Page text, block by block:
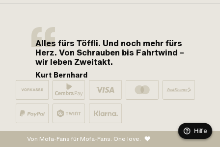
Alles fürs Töffli. Und noch mehr fürs
Herz. Von Schrauben bis Fahrtwind –
wir leben Zweitakt.
Kurt Bernhard
Von Mofa-Fans für Mofa-Fans. One love.
Hilfe